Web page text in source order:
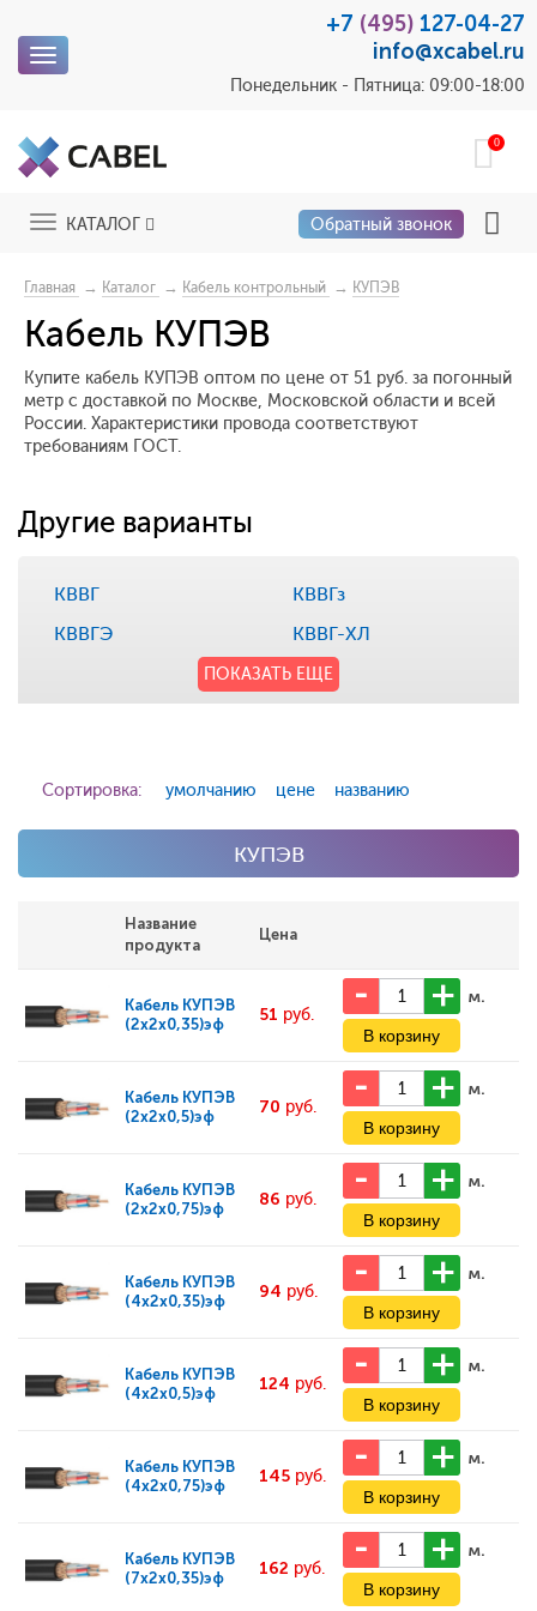
Toggle
+7 (495) 127-04-27
info@xcabel.ru
Понедельник - Пятница: 09:00-18:00
0
ToggleКАТАЛОГ Обратный звонок
Главная → Каталог → Кабель контрольный → КУПЭВ
Кабель КУПЭВ
Купите кабель КУПЭВ оптом по цене от 51 руб. за погонный
метр с доставкой по Москве, Московской области и всей
России. Характеристики провода соответствуют
требованиям ГОСТ.
Другие варианты
КВВГ
КВВГз
КВВГЭ
КВВГ-ХЛ
ПОКАЗАТЬ ЕЩЕ
Сортировка: умолчанию цене названию
КУПЭВ
Название
продукта
Цена
Кабель КУПЭВ
(2x2x0,35)эф
51 руб.
м.
Кабель КУПЭВ
(2x2x0,5)эф
70 руб.
м.
Кабель КУПЭВ
(2x2x0,75)эф
86 руб.
м.
Кабель КУПЭВ
(4x2x0,35)эф
94 руб.
м.
Кабель КУПЭВ
(4x2x0,5)эф
124 руб.
м.
Кабель КУПЭВ
(4x2x0,75)эф
145 руб.
м.
Кабель КУПЭВ
(7x2x0,35)эф
162 руб.
м.